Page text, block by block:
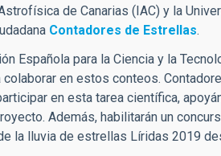
de Canarias (IAC) y la
Contadores de Estrellas.
Española para la Ciencia y la
en estos conteos.
en esta tarea científica,
Además, habilitarán un
la lluvia de estrellas Líridas 2019